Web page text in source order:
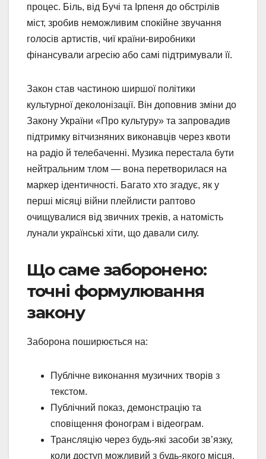
процес. Біль, від Бучі та Ірпеня до обстрілів
міст, зробив неможливим спокійне звучання
голосів артистів, чиї країни-виробники
фінансували агресію або самі підтримували її.
Закон став частиною ширшої політики
культурної деколонізації. Він доповнив зміни до
Закону України «Про культуру» та запровадив
підтримку вітчизняних виконавців через квоти
на радіо й телебаченні. Музика перестала бути
нейтральним тлом — вона перетворилася на
маркер ідентичності. Багато хто згадує, як у
перші місяці війни плейлисти раптово
очищувалися від звичних треків, а натомість
лунали українські хіти, що давали силу.
Що саме заборонено:
точні формулювання
закону
Заборона поширюється на:
Публічне виконання музичних творів з
текстом.
Публічний показ, демонстрацію та
сповіщення фонограм і відеограм.
Трансляцію через будь-які засоби зв’язку,
коли доступ можливий з будь-якого місця.